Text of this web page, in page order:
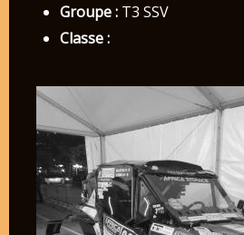
Groupe :T3 SSV
Classe :